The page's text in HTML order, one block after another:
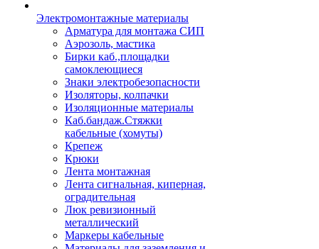
Электромонтажные материалы
Арматура для монтажа СИП
Аэрозоль, мастика
Бирки каб.,площадки
самоклеющиеся
Знаки электробезопасности
Изоляторы, колпачки
Изоляционные материалы
Каб.бандаж.Стяжки
кабельные (хомуты)
Крепеж
Крюки
Лента монтажная
Лента сигнальная, киперная,
оградительная
Люк ревизионный
металлический
Маркеры кабельные